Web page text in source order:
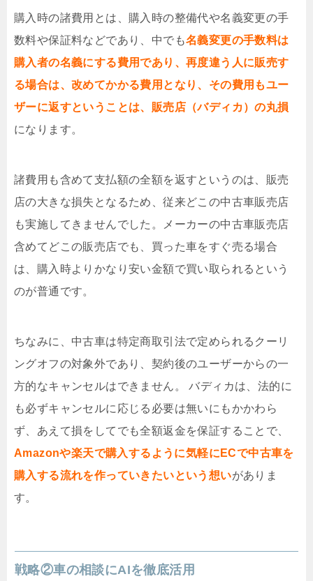
購入時の諸費用とは、購入時の整備代や名義変更の手
数料や保証料などであり、中でも名義変更の手数料は
購入者の名義にする費用であり、再度違う人に販売す
る場合は、改めてかかる費用となり、その費用もユー
ザーに返すということは、販売店（バディカ）の丸損
になります。
諸費用も含めて支払額の全額を返すというのは、販売
店の大きな損失となるため、従来どこの中古車販売店
も実施してきませんでした。メーカーの中古車販売店
含めてどこの販売店でも、買った車をすぐ売る場合
は、購入時よりかなり安い金額で買い取られるという
のが普通です。
ちなみに
、中古車は特定商取引法で定められるクーリ
ングオフの対象外であり、契約後のユーザーからの一
方的なキャンセルはできません。
バディカは、法的に
も必ずキャンセルに応じる必要は無いにもかかわら
ず、あえて損をしてでも全額返金を保証することで、
Amazonや楽天で購入するように気軽にECで中古車を
購入する流れを作っていきたいという想いがありま
す。
戦略②車の相談にAIを徹底活用